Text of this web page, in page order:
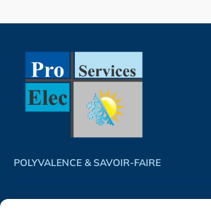
POLYVALENCE & SAVOIR-FAIRE